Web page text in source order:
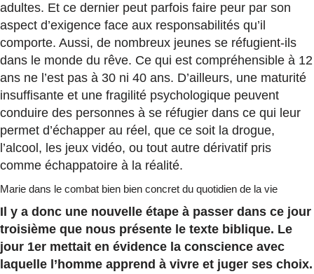
adultes. Et ce dernier peut parfois faire peur par son
aspect d’exigence face aux responsabilités qu’il
comporte. Aussi, de nombreux jeunes se réfugient-ils
dans le monde du rêve. Ce qui est compréhensible à 12
ans ne l’est pas à 30 ni 40 ans. D’ailleurs, une maturité
insuffisante et une fragilité psychologique peuvent
conduire des personnes à se réfugier dans ce qui leur
permet d’échapper au réel, que ce soit la drogue,
l’alcool, les jeux vidéo, ou tout autre dérivatif pris
comme échappatoire à la réalité.
Marie dans le combat bien bien concret du quotidien de la vie
Il y a donc une nouvelle étape à passer dans ce jour
troisième que nous présente le texte biblique. Le
jour 1er mettait en évidence la conscience avec
laquelle l’homme apprend à vivre et juger ses choix.